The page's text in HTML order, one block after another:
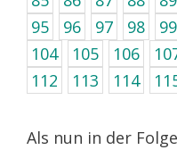
95
96 97 98 99
104
105 106
112
113 114
Als nun in der